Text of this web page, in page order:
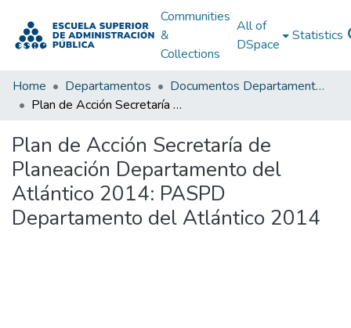
Communities
&
Collections
All of
DSpace
Statistics
Home Departamentos
Documentos Departamentales
Plan de Acción Secretaría de Planeación Departamento del Atlántico 2014: PASPD Departamento del Atlántico 2014
Plan de Acción Secretaría de
Planeación Departamento del
Atlántico 2014: PASPD
Departamento del Atlántico 2014